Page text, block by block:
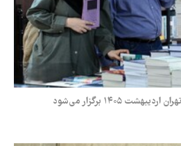
۱۴۰۵ برگزار می‌شود